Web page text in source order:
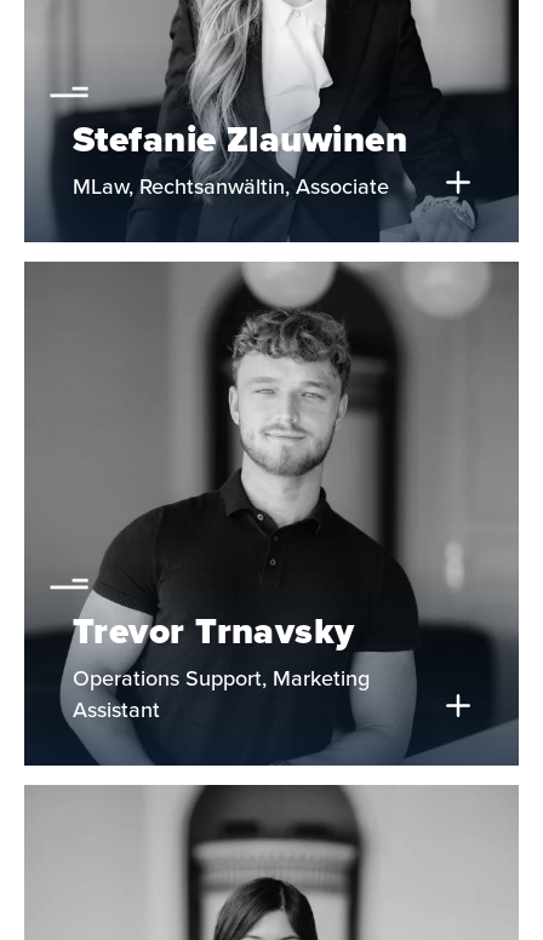
Stefanie Zlauwinen
MLaw, Rechtsanwältin, Associate
Trevor Trnavsky
Operations Support, Marketing
Assistant